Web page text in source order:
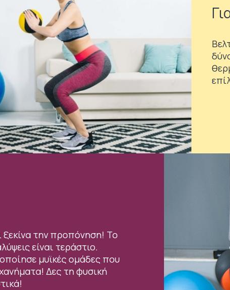
ξεκίνα την προπόνηση! Το
είναι τεράστιο.
μυϊκές ομάδες που
Δες τη φυσική